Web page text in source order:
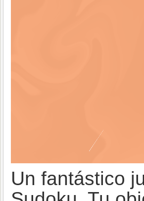
Un fantástico